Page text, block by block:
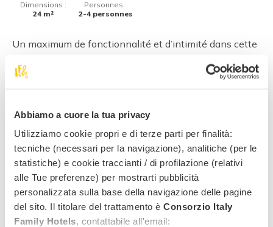
Abbiamo a cuore la tua privacy
Utilizziamo cookie propri e di terze parti per finalità:
tecniche (necessari per la navigazione), analitiche (per le
statistiche) e cookie traccianti / di profilazione (relativi
alle Tue preferenze) per mostrarti pubblicità
personalizzata sulla base della navigazione delle pagine
del sito. Il titolare del trattamento è Consorzio Italy
Family Hotels, contattabile all'email:
Dimensions :
24 m²
Personnes :
2-4 personnes
Un maximum de fonctionnalité et d’intimité dans cette
personnes.
L’élégance de l’espace confère d’agréables sensations
Animations
Service de baby-sitting sur demande payant